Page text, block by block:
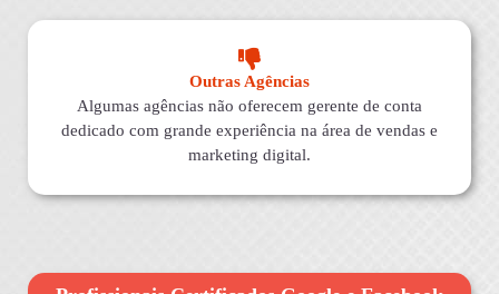
Outras Agências
Algumas agências não oferecem gerente de conta
dedicado com grande experiência na área de vendas e
marketing digital.